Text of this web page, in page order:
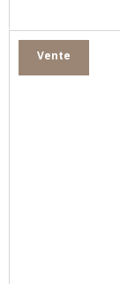
Vente